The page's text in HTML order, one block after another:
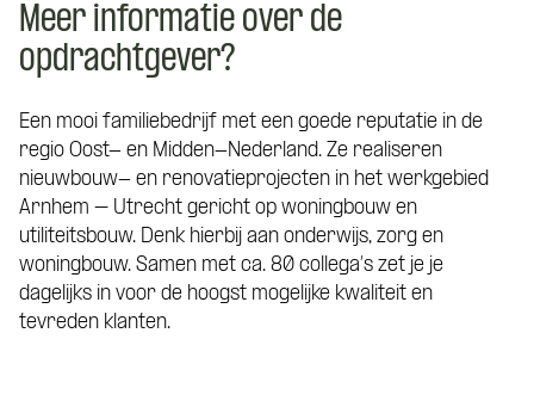
Meer informatie over de
opdrachtgever?
Een mooi familiebedrijf met een goede reputatie in de
regio Oost- en Midden-Nederland. Ze realiseren
nieuwbouw- en renovatieprojecten in het werkgebied
Arnhem – Utrecht gericht op woningbouw en
utiliteitsbouw. Denk hierbij aan onderwijs, zorg en
woningbouw. Samen met ca. 80 collega’s zet je je
dagelijks in voor de hoogst mogelijke kwaliteit en
tevreden klanten.